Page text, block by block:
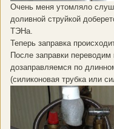
Очень меня утомляло
доливной струйкой
ТЭНа.
Теперь заправка
После заправки
дозаправляемся по
(силиконовая трубка или